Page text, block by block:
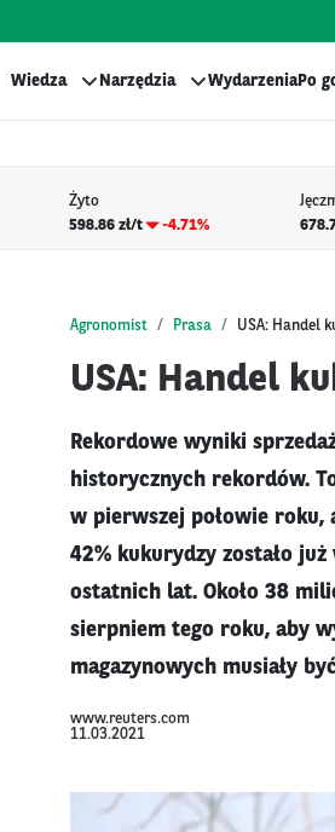
Wiedza Narzędzia WydarzeniaPo
Żyto
598.86 zł/t
-4.71%
Agronomist Prasa USA: Handel
USA: Handel
Rekordowe wyniki
historycznych rekordów.
w pierwszej połowie roku,
42% kukurydzy zostało
ostatnich lat. Około 38
sierpniem tego roku, aby
magazynowych musiały
www.reuters.com
11.03.2021